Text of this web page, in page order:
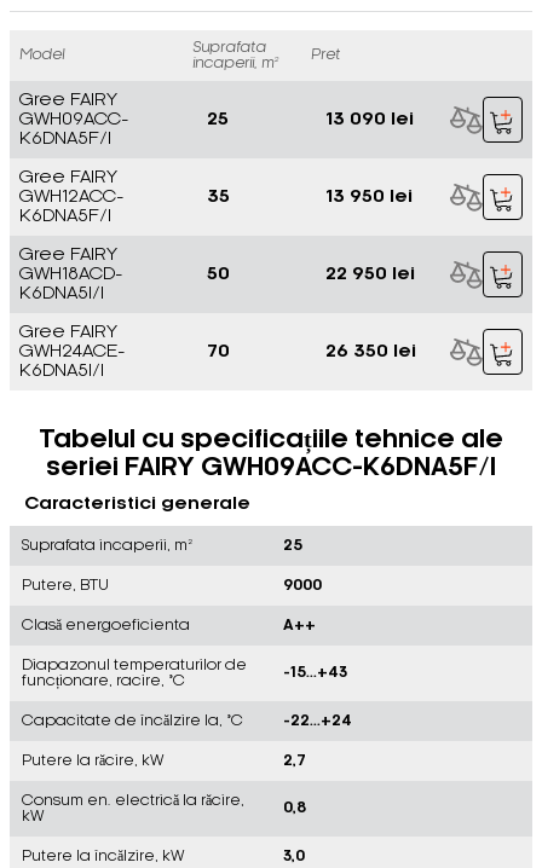
Model
Suprafata
incaperii, m²
Pret
Gree FAIRY
GWH09ACC-
K6DNA5F/I
25 13 090 lei
Gree FAIRY
GWH12ACC-
K6DNA5F/I
35 13 950 lei
Gree FAIRY
GWH18ACD-
K6DNA5I/I
50 22 950 lei
Gree FAIRY
GWH24ACE-
K6DNA5I/I
70 26 350 lei
Tabelul cu specificațiile tehnice ale
seriei FAIRY GWH09ACC-K6DNA5F/I
Caracteristici generale
Suprafata incaperii, m² 25
Putere, BTU 9000
Clasă energoeficienta A++
Diapazonul temperaturilor de
funcționare, racire, °C
-15...+43
Capacitate de încălzire la, °C -22...+24
Putere la răcire, kW 2,7
Consum en. electrică la răcire,
kW
0,8
Putere la încălzire, kW 3,0